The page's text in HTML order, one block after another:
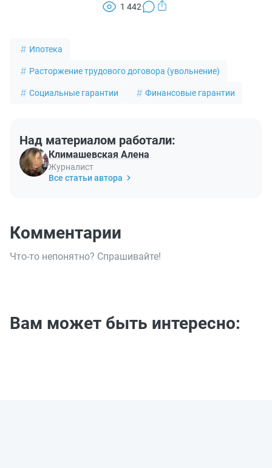
1 442
Ипотека
Расторжение трудового договора (увольнение)
Социальные гарантии Финансовые гарантии
Над материалом работали:
Климашевская Алена
Журналист
Все статьи автора
Комментарии
Что-то непонятно? Спрашивайте!
Вам может быть интересно: